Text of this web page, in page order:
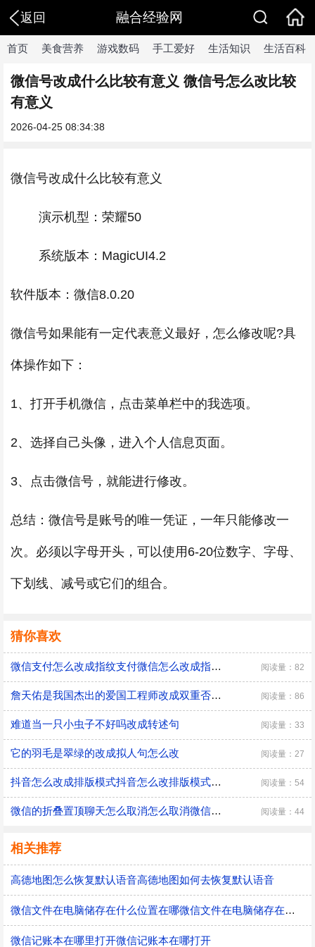
返回 融合经验网
首页 美食营养 游戏数码 手工爱好 生活知识 生活百科
微信号改成什么比较有意义 微信号怎么改比较
有意义
2026-04-25 08:34:38
微信号改成什么比较有意义
演示机型：荣耀50
系统版本：MagicUI4.2
软件版本：微信8.0.20
微信号如果能有一定代表意义最好，怎么修改呢?具
体操作如下：
1、打开手机微信，点击菜单栏中的我选项。
2、选择自己头像，进入个人信息页面。
3、点击微信号，就能进行修改。
总结：微信号是账号的唯一凭证，一年只能修改一
次。必须以字母开头，可以使用6-20位数字、字母、
下划线、减号或它们的组合。
猜你喜欢
微信支付怎么改成指纹支付微信怎么改成指纹支付 阅读量：82
詹天佑是我国杰出的爱国工程师改成双重否定句 阅读量：86
难道当一只小虫子不好吗改成转述句 阅读量：33
它的羽毛是翠绿的改成拟人句怎么改 阅读量：27
抖音怎么改成排版模式抖音怎么改排版模式方法 阅读量：54
微信的折叠置顶聊天怎么取消怎么取消微信的折叠置顶聊天 阅读量：44
相关推荐
高德地图怎么恢复默认语音高德地图如何去恢复默认语音
微信文件在电脑储存在什么位置在哪微信文件在电脑储存在什么位置
微信记账本在哪里打开微信记账本在哪打开